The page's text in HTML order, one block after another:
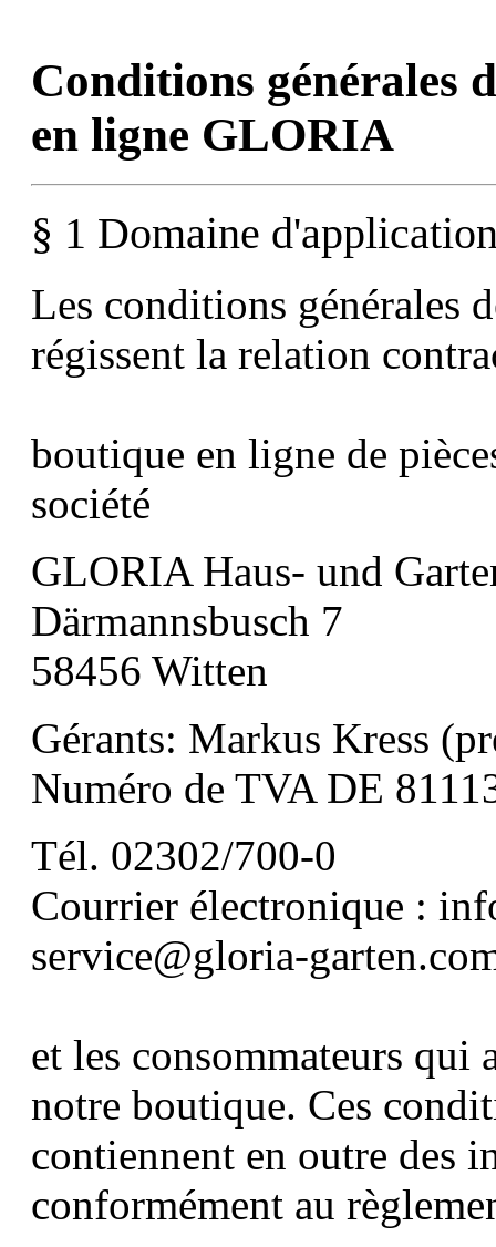
Conditions générales
en ligne GLORIA
§ 1 Domaine
Les conditions générales
régissent la relation
boutique en ligne de
société
GLORIA Haus- und
Därmannsbusch 7
58456 Witten
Gérants: Markus Kress
Numéro de TVA DE
Tél. 02302/700-0
Courrier électronique :
service@gloria-
et les consommateurs qui
notre boutique. Ces
contiennent en outre des
conformément au